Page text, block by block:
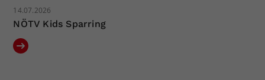
14.07.2026
NÖTV Kids Sparring